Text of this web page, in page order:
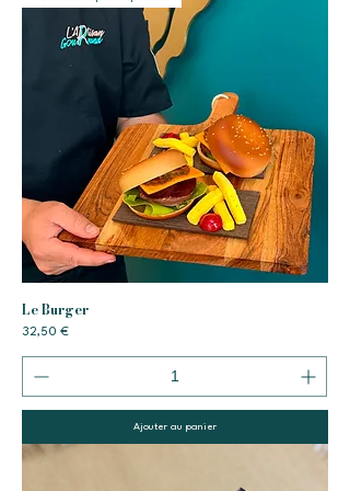
Le Burger
Prix
32,50 €
Ajouter au panier